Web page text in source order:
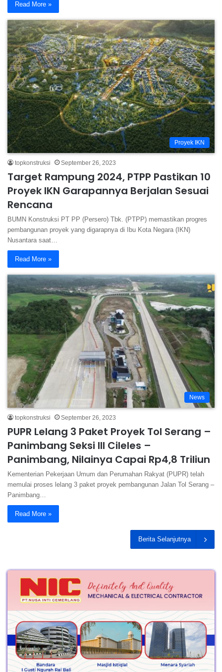
Read More »
Proyek IKN
topkonstruksi September 26, 2023
Target Rampung 2024, PTPP Pastikan 10
Proyek IKN Garapannya Berjalan Sesuai
Rencana
BUMN Konstruksi PT PP (Persero) Tbk. (PTPP) memastikan progres
pembangunan proyek yang digarapnya di Ibu Kota Negara (IKN)
Nusantara saat…
Read More »
News
topkonstruksi September 26, 2023
PUPR Lelang 3 Paket Proyek Tol Serang –
Panimbang Seksi III Cileles –
Panimbang, Nilainya Capai Rp4,8 Triliun
Kementerian Pekerjaan Umum dan Perumahan Rakyat (PUPR) telah
memulai proses lelang 3 paket proyek pembangunan Jalan Tol Serang –
Panimbang…
Read More »
Berita Selanjutnya